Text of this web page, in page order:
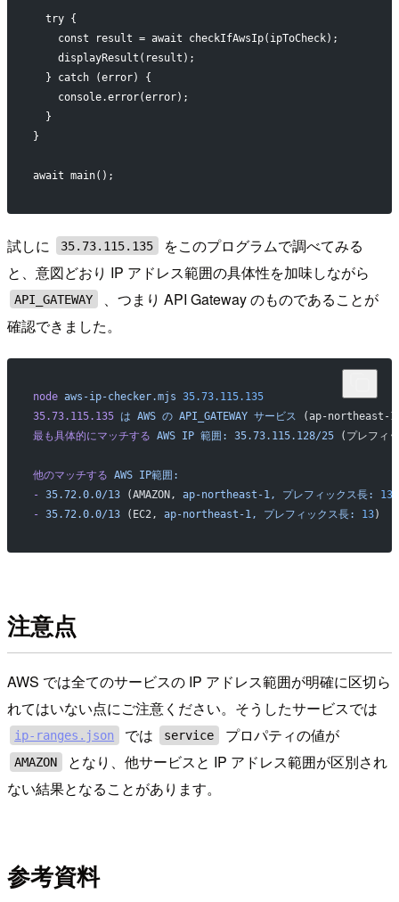
  try {
    const result = await checkIfAwsIp(ipToCheck);
    displayResult(result);
  } catch (error) {
    console.error(error);
  }
}
await main();
試しに 35.73.115.135
をこのプログラムで調べてみる
と、意図どおり IP アドレス範囲の具体性を加味しながら
API_GATEWAY
、つまり API Gateway のものであることが
確認できました。
node aws-ip-checker.mjs 35.73.115.135
35.73.115.135 は AWS の API_GATEWAY サービス
(ap-northeast-
最も具体的にマッチする AWS IP 範囲: 35.73.115.128/25 (プレフィ
他のマッチする AWS IP範囲:
- 35.72.0.0/13 (AMAZON, ap-northeast-1, プレフィックス長: 13
- 35.72.0.0/13 (EC2, ap-northeast-1, プレフィックス長: 13)
注意点
AWS では全てのサービスの IP アドレス範囲が明確に区切ら
れてはいない点にご注意ください。そうしたサービスでは
ip-ranges.json では service プロパティの値が
AMAZON
となり、他サービスと IP アドレス範囲が区別され
ない結果となることがあります。
参考資料